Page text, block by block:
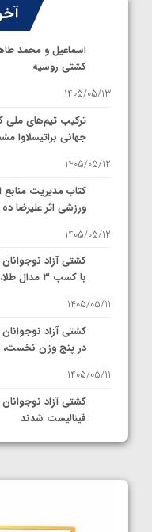
اسماعیل و محمد
کشتی روسیه
1405/05/13
ترکیب تیم‌های ملی
جهانی
1405/05/12
کتاب مدیریت منابع
ورزشی اثر علیرضا
1405/05/12
کشتی آزاد
با کسب ۳ مدال طلا، ۱ نقره و ۲ مدال برنز
1405/05/11
کشتی آزاد
در پنج وزن نخست،
1405/05/11
کشتی آزاد
فینالیست شدند
1405/05/09